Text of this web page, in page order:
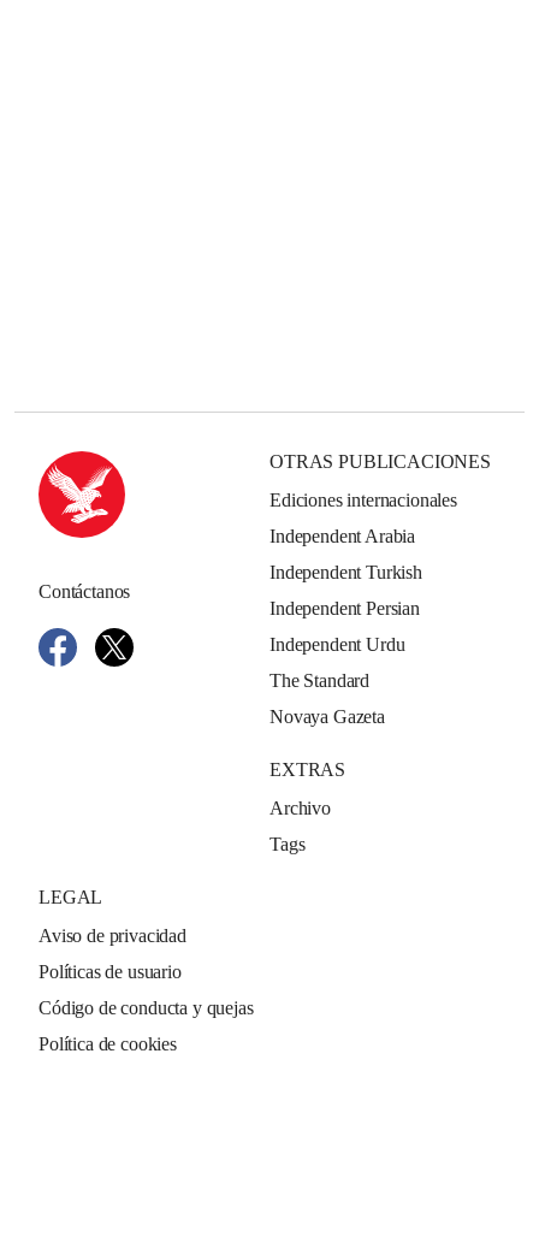
Contáctanos
OTRAS PUBLICACIONES
Ediciones internacionales
Independent Arabia
Independent Turkish
Independent Persian
Independent Urdu
The Standard
Novaya Gazeta
EXTRAS
Archivo
Tags
LEGAL
Aviso de privacidad
Políticas de usuario
Código de conducta y quejas
Política de cookies